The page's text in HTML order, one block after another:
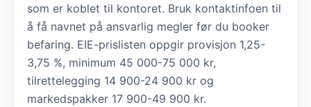
som er koblet til kontoret. Bruk kontaktinfoen til
å få navnet på ansvarlig megler før du booker
befaring. EIE-prislisten oppgir provisjon 1,25-
3,75 %, minimum 45 000-75 000 kr,
tilrettelegging 14 900-24 900 kr og
markedspakker 17 900-49 900 kr.